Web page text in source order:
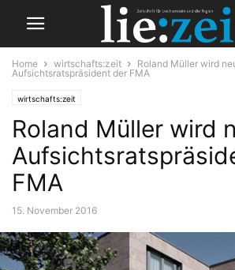
Home wirtschafts:zeit
Roland Müller wird
Aufsichtsratspräsident der FMA
wirtschafts:zeit
Roland Müller wird
FMA
15. November 2016